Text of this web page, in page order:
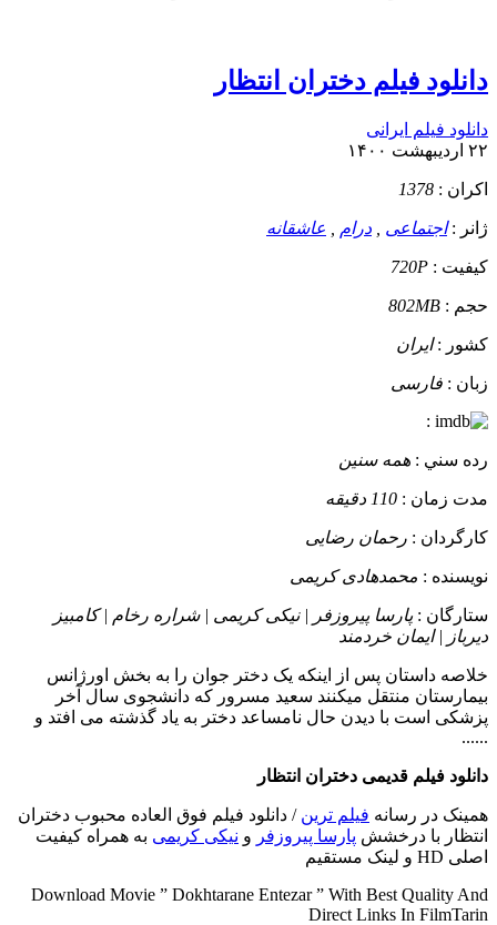
دانلود فیلم دختران انتظار
دانلود فیلم ایرانی
۲۲ اردیبهشت ۱۴۰۰
اکران : 1378
ژانر :اجتماعی درام عاشقانه
کيفيت : 720P
حجم : 802MB
کشور :ایران
زبان : فارسی
:
رده سني : همه سنین
مدت زمان : 110 دقیقه
کارگردان : رحمان رضایی
نويسنده : محمدهادی کریمی
ستارگان :پارسا پیروزفر | نیکی کریمی | شراره رخام | کامبیز
دیرباز | ایمان خردمند
خلاصه داستان پس از اینکه یک دختر جوان را به بخش اورژانس
بیمارستان منتقل میکنند سعید مسرور که دانشجوی سال آخر
پزشکی است با دیدن حال نامساعد دختر به یاد گذشته می افتد و
......
دانلود فیلم قدیمی دختران انتظار
همینک در رسانه فیلم ترین / دانلود فیلم فوق العاده محبوب دختران
انتظار با درخشش پارسا پیروزفر و نیکی کریمی به همراه کیفیت
اصلی HD و لینک مستقیم
Download Movie ” Dokhtarane Entezar ” With Best Quality And
Direct Links In FilmTarin